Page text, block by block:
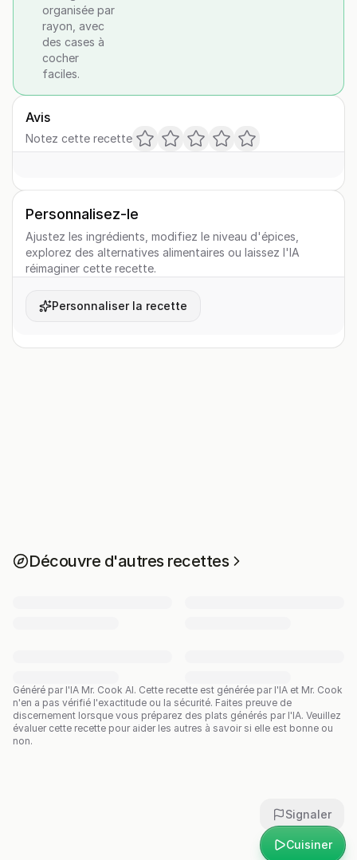
Cuisiner
organisée par
rayon, avec
des cases à
cocher
faciles.
Avis
Notez cette recette
Personnalisez-le
Ajustez les ingrédients, modifiez le niveau d'épices,
explorez des alternatives alimentaires ou laissez l'IA
réimaginer cette recette.
Personnaliser la recette
Découvre d'autres recettes
Généré par l'IA Mr. Cook AI. Cette recette est générée par l'IA et Mr. Cook
n'en a pas vérifié l'exactitude ou la sécurité. Faites preuve de
discernement lorsque vous préparez des plats générés par l'IA. Veuillez
évaluer cette recette pour aider les autres à savoir si elle est bonne ou
non.
Signaler